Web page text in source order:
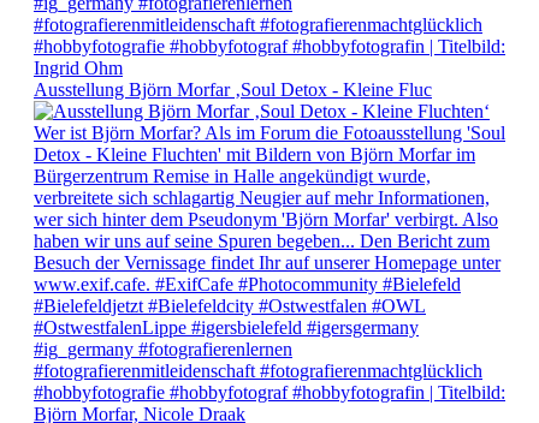
Ausstellung Björn Morfar ‚Soul Detox - Kleine Fluc